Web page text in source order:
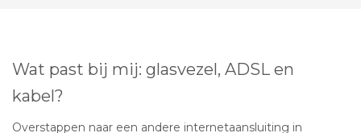
Wat past bij mij: glasvezel, ADSL en
kabel?
Overstappen naar een andere internetaansluiting in